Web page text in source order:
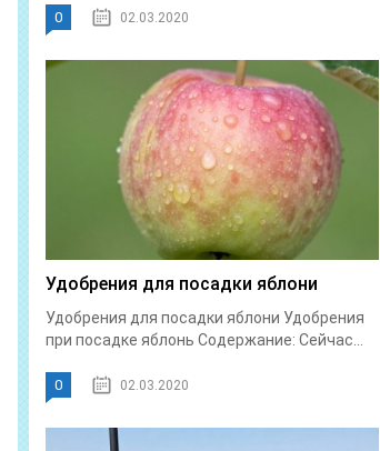
0 02.03.2020
Удобрения для посадки яблони
Удобрения для посадки яблони Удобрения
при посадке яблонь Содержание: Сейчас...
0 02.03.2020